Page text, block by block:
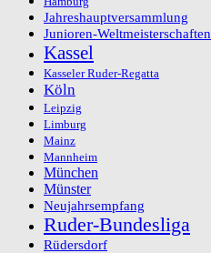
Jahreshauptversammlung
Junioren-Weltmeisterschaften
Kassel
Kasseler Ruder-Regatta
Köln
Leipzig
Limburg
Mainz
Mannheim
München
Münster
Neujahrsempfang
Ruder-Bundesliga
Rüdersdorf